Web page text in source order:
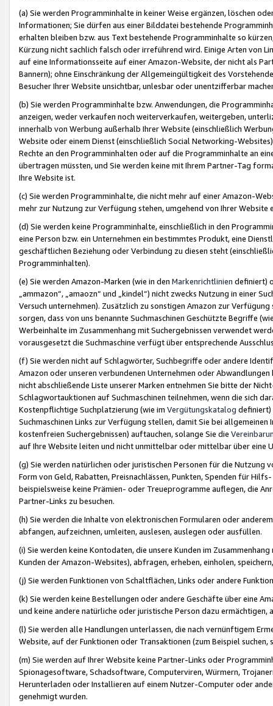
(a) Sie werden Programminhalte in keiner Weise ergänzen, löschen
Informationen; Sie dürfen aus einer Bilddatei bestehende
erhalten bleiben bzw. aus Text bestehende Programminhalte so
Kürzung nicht sachlich falsch oder irreführend wird. Einige Arten von
auf eine Informationsseite auf einer Amazon-Website, der nicht als
Bannern); ohne Einschränkung der Allgemeingültigkeit des
Besucher Ihrer Website unsichtbar, unlesbar oder unentzifferbar
(b) Sie werden Programminhalte bzw. Anwendungen, die
anzeigen, weder verkaufen noch weiterverkaufen, weitergeben,
innerhalb von Werbung außerhalb Ihrer Website (einschließlich
Website oder einem Dienst (einschließlich Social Networking-
Rechte an den Programminhalten oder auf die Programminhalte an
übertragen müssten, und Sie werden keine mit Ihrem Partner-Tag
Ihre Website ist.
(c) Sie werden Programminhalte, die nicht mehr auf einer Amazon-
mehr zur Nutzung zur Verfügung stehen, umgehend von Ihrer
(d) Sie werden keine Programminhalte, einschließlich in den
eine Person bzw. ein Unternehmen ein bestimmtes Produkt, eine
geschäftlichen Beziehung oder Verbindung zu diesen steht
Programminhalten).
(e) Sie werden Amazon-Marken (wie in den Markenrichtlinien definiert)
„ammazon“, „amaozn“ und „kindel“) nicht zwecks Nutzung in einer
Versuch unternehmen). Zusätzlich zu sonstigen Amazon zur
sorgen, dass von uns benannte Suchmaschinen Geschützte Begriffe
Werbeinhalte im Zusammenhang mit Suchergebnissen verwendet
vorausgesetzt die Suchmaschine verfügt über entsprechende
(f) Sie werden nicht auf Schlagwörter, Suchbegriffe oder andere
Amazon oder unseren verbundenen Unternehmen oder
nicht abschließende Liste unserer Marken entnehmen Sie bitte der
Schlagwortauktionen auf Suchmaschinen teilnehmen, wenn die sich
Kostenpflichtige Suchplatzierung (wie im Vergütungskatalog definiert)
Suchmaschinen Links zur Verfügung stellen, damit Sie bei
kostenfreien Suchergebnissen) auftauchen, solange Sie die
auf Ihre Website leiten und nicht unmittelbar oder mittelbar über eine
(g) Sie werden natürlichen oder juristischen Personen für die Nutzung
Form von Geld, Rabatten, Preisnachlässen, Punkten, Spenden für
beispielsweise keine Prämien- oder Treueprogramme auflegen, die
Partner-Links zu besuchen.
(h) Sie werden die Inhalte von elektronischen Formularen oder
abfangen, aufzeichnen, umleiten, auslesen, auslegen oder ausfüllen.
(i) Sie werden keine Kontodaten, die unsere Kunden im
Kunden der Amazon-Websites), abfragen, erheben, einholen,
(j) Sie werden Funktionen von Schaltflächen, Links oder andere
(k) Sie werden keine Bestellungen oder andere Geschäfte über eine
und keine andere natürliche oder juristische Person dazu
(l) Sie werden alle Handlungen unterlassen, die nach vernünftigem
Website, auf der Funktionen oder Transaktionen (zum Beispiel
(m) Sie werden auf Ihrer Website keine Partner-Links oder
Spionagesoftware, Schadsoftware, Computerviren, Würmern,
Herunterladen oder Installieren auf einem Nutzer-Computer oder
genehmigt wurden.